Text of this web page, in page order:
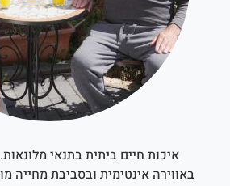
איכות חיים ביתית בתנאי
באווירה אינטימית ובסביבת מחייה